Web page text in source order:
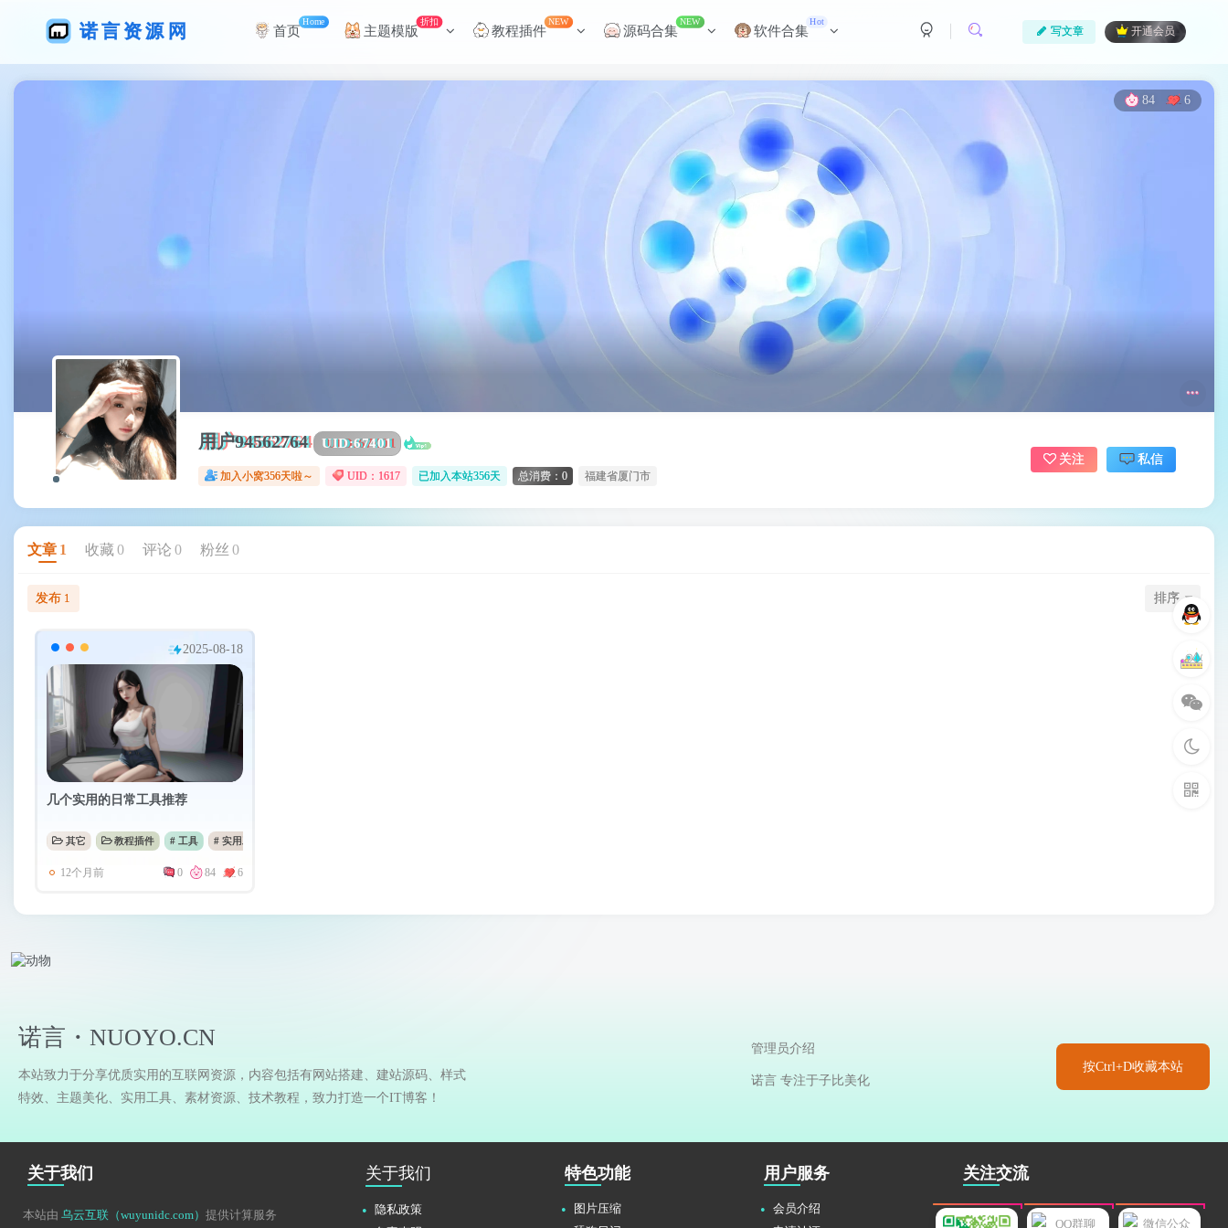
首页
Home
主题模版
折扣
教程插件
NEW
源码合集
NEW
软件合集
Hot
写文章 开通会员
84 6
用户94562764 UID:67401
加入小窝356天啦～ UID：1617 已加入本站356天 总消费：0 福建省厦门市
关注 私信
文章 1 收藏 0 评论 0 粉丝 0
发布 1 排序
2025-08-18
几个实用的日常工具推荐
其它 教程插件 # 工具 # 实用工具
12个月前 0 84 6
诺言・NUOYO.CN
本站致力于分享优质实用的互联网资源，内容包括有网站搭建、建站源码、样式
特效、主题美化、实用工具、素材资源、技术教程，致力打造一个IT博客！
按Ctrl+D收藏本站
管理员介绍
诺言 专注于子比美化
关于我们
本站由 乌云互联（wuyunidc.com） 提供计算服务
关于我们
隐私政策
特色功能
图片压缩
用户服务
会员介绍
关注交流